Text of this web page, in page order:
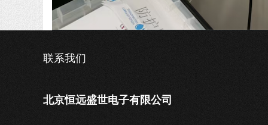
联系我们
北京恒远盛世电子有限公司